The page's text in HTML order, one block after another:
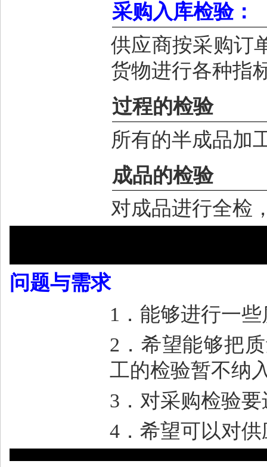
采购入库检验：
供应商按采购订
货物进行各种指
过程的检验
所有的半成品加
成品的检验
对成品进行全检
问题与需求
1 ．能够进行一
2 ．希望能够把
工的检验暂不纳
3 ．对采购检验
4 ．希望可以对